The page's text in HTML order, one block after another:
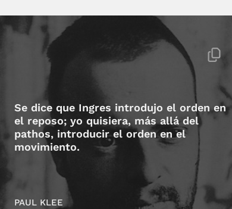
Se dice que Ingres introdujo el orden en
el reposo; yo quisiera, más allá del
pathos, introducir el orden en el
movimiento.
PAUL KLEE